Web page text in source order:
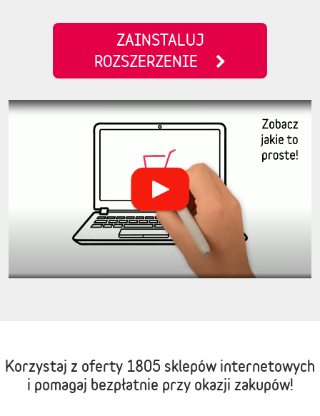
ZAINSTALUJ
ROZSZERZENIE
Korzystaj z oferty 1805 sklepów internetowych
i pomagaj bezpłatnie przy okazji zakupów!